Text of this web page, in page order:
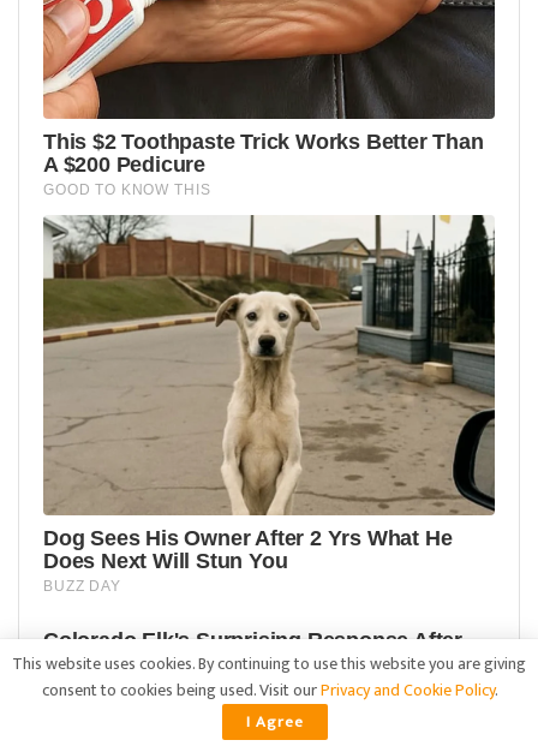
This website uses cookies. By continuing to use this website you are giving
consent to cookies being used. Visit ourPrivacy and Cookie Policy.
I Agree
ADVERTISEMENT